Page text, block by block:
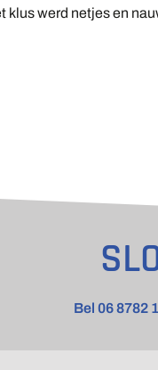
klus werd netjes en
Bel 06 8782